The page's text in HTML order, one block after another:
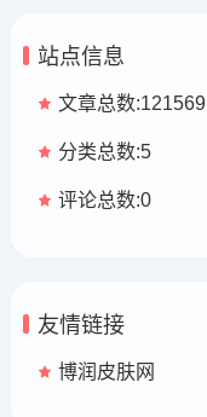
站点信息
文章总数:121569
分类总数:5
评论总数:0
友情链接
博润皮肤网